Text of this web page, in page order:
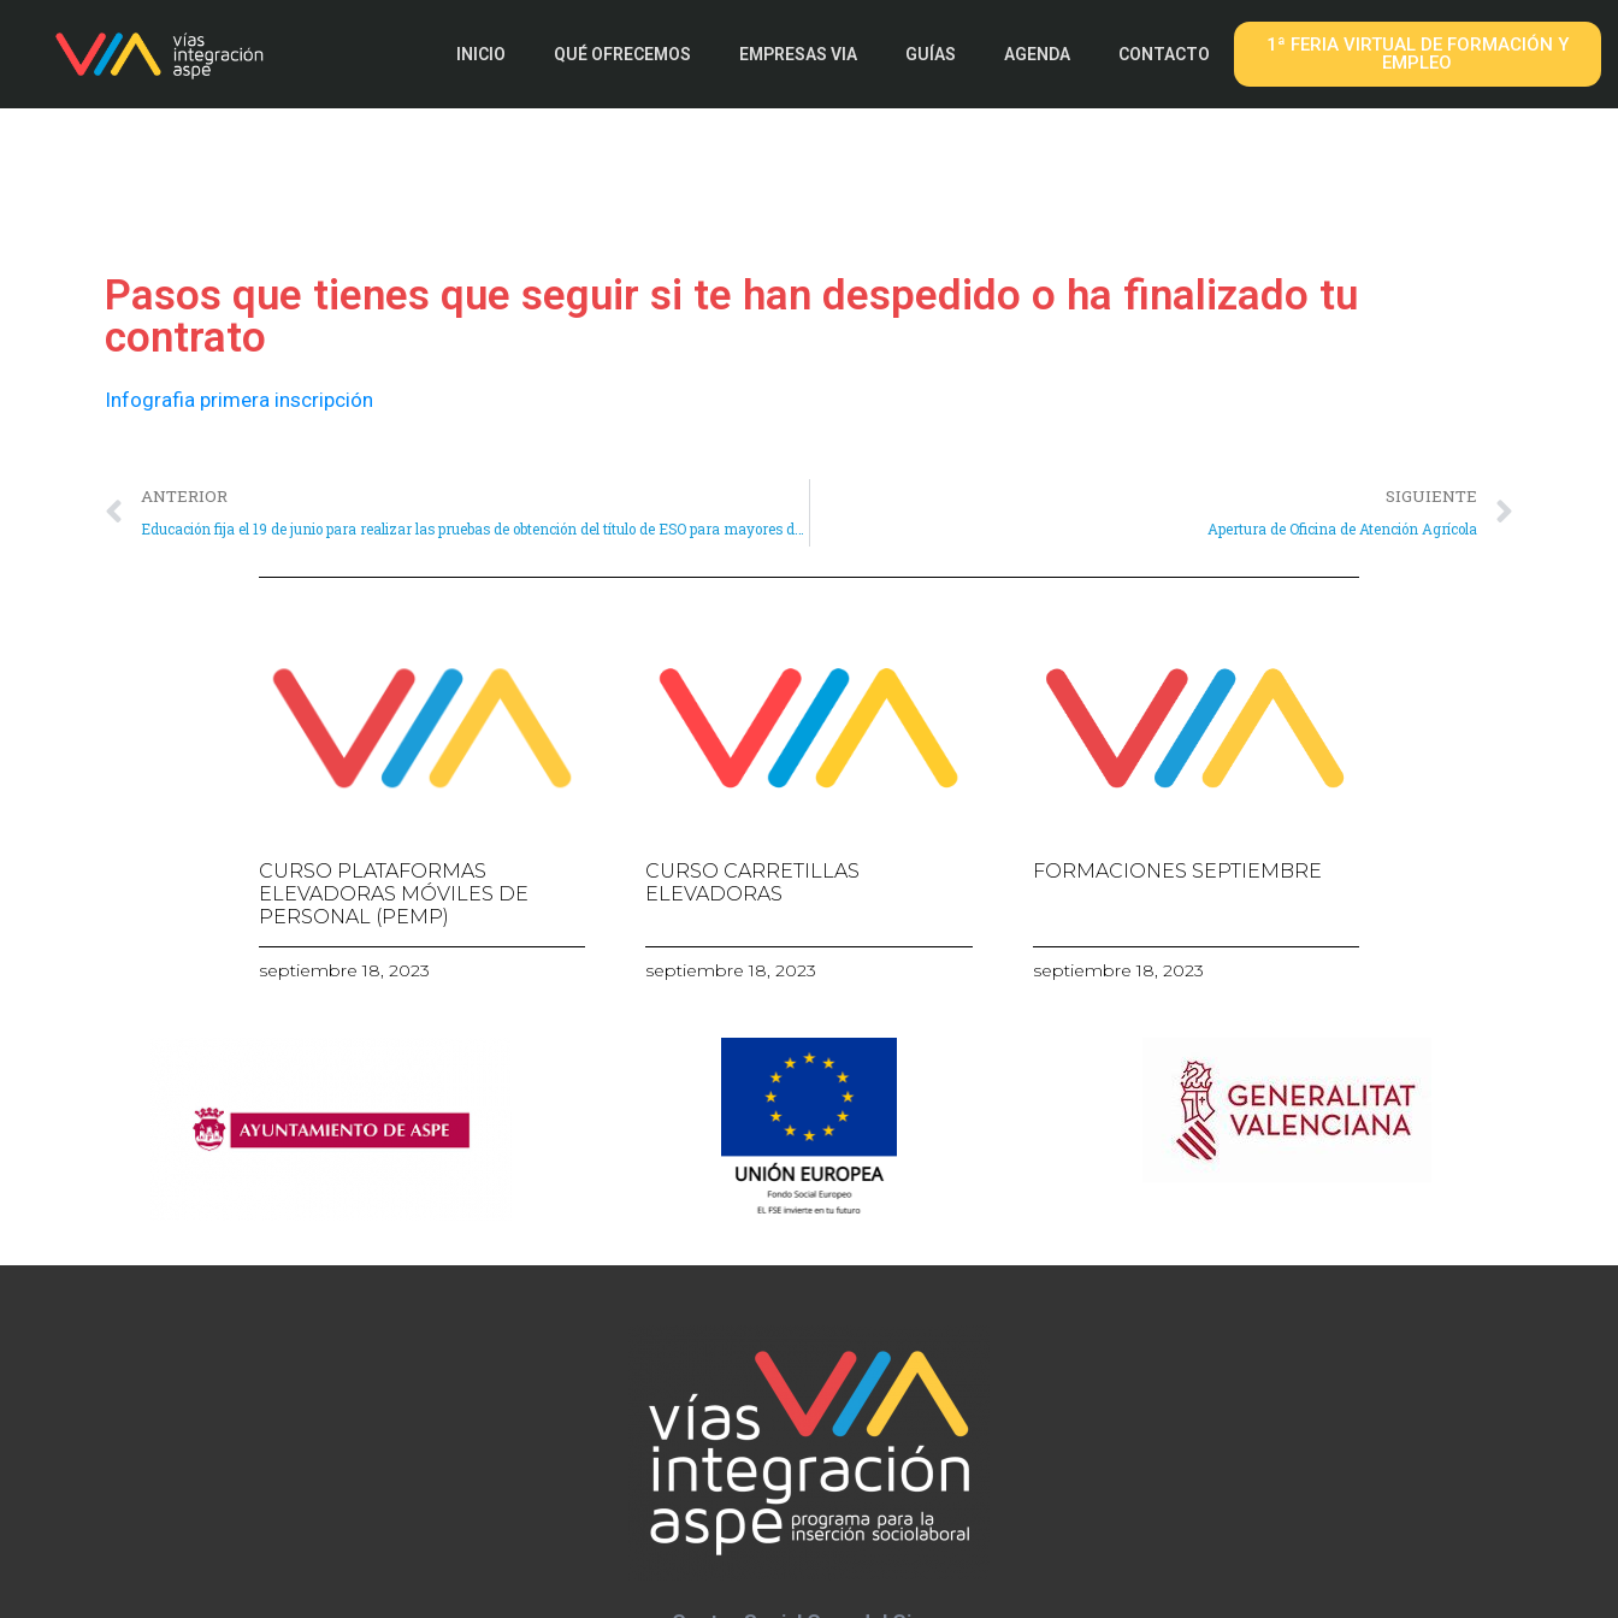
INICIO QUÉ OFRECEMOS EMPRESAS VIA GUÍAS AGENDA CONTACTO
1ª FERIA VIRTUAL DE FORMACIÓN Y
EMPLEO
Pasos que tienes que seguir si te han despedido o ha finalizado tu
contrato
Infografia primera inscripción
ANTERIOR
Educación fija el 19 de junio para realizar las pruebas de obtención del título de ESO para mayores de 18 años
SIGUIENTE
Apertura de Oficina de Atención Agrícola
CURSO PLATAFORMAS
ELEVADORAS MÓVILES DE
PERSONAL (PEMP)
septiembre 18, 2023
CURSO CARRETILLAS
ELEVADORAS
septiembre 18, 2023
FORMACIONES SEPTIEMBRE
septiembre 18, 2023